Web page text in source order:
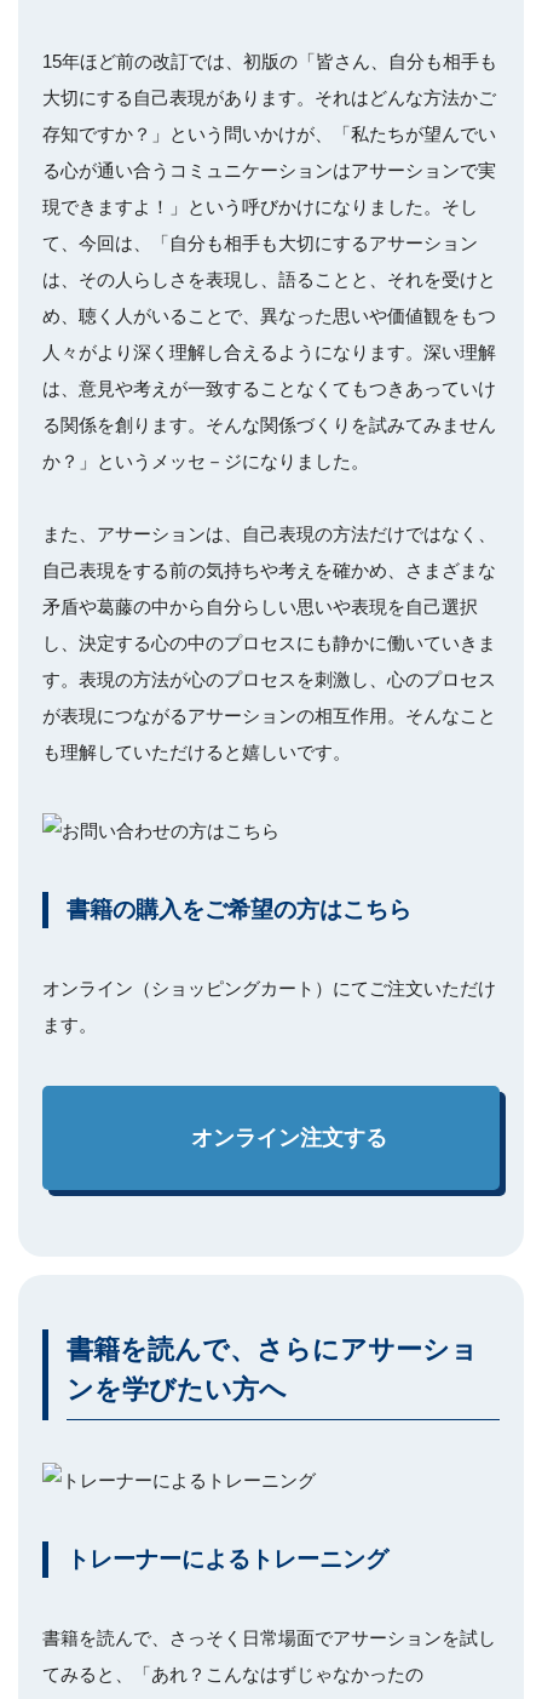
15年ほど前の改訂では、初版の「皆さん、自分も相手も
大切にする自己表現があります。それはどんな方法かご
存知ですか？」という問いかけが、「私たちが望んでい
る心が通い合うコミュニケーションはアサーションで実
現できますよ！」という呼びかけになりました。そし
て、今回は、「自分も相手も大切にするアサーション
は、その人らしさを表現し、語ることと、それを受けと
め、聴く人がいることで、異なった思いや価値観をもつ
人々がより深く理解し合えるようになります。深い理解
は、意見や考えが一致することなくてもつきあっていけ
る関係を創ります。そんな関係づくりを試みてみません
か？」というメッセ－ジになりました。
また、アサーションは、自己表現の方法だけではなく、
自己表現をする前の気持ちや考えを確かめ、さまざまな
矛盾や葛藤の中から自分らしい思いや表現を自己選択
し、決定する心の中のプロセスにも静かに働いていきま
す。表現の方法が心のプロセスを刺激し、心のプロセス
が表現につながるアサーションの相互作用。そんなこと
も理解していただけると嬉しいです。
書籍の購入をご希望の方はこちら
オンライン（ショッピングカート）にてご注文いただけ
ます。
オンライン注文する
書籍を読んで、さらにアサーショ
ンを学びたい方へ
トレーナーによるトレーニング
書籍を読んで、さっそく日常場面でアサーションを試し
てみると、「あれ？こんなはずじゃなかったの